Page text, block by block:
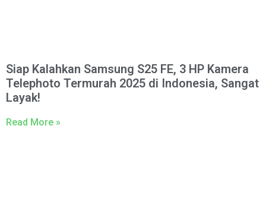
Siap Kalahkan Samsung S25 FE, 3 HP Kamera
Telephoto Termurah 2025 di Indonesia, Sangat
Layak!
Read More »